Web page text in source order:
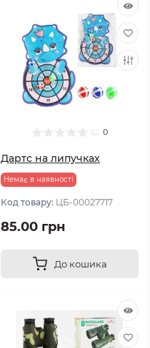
0
Дартс на липучках
Немає в наявності
Код товару: ЦБ-00027717
85.00 грн
До кошика